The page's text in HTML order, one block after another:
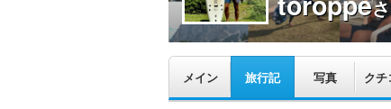
メイン 旅行記 写真 クチ